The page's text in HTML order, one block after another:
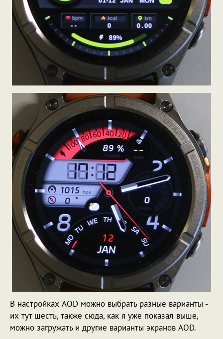
В настройках AOD можно выбрать разные варианты -
их тут шесть, также сюда, как я уже показал выше,
можно загружать и другие варианты экранов AOD.